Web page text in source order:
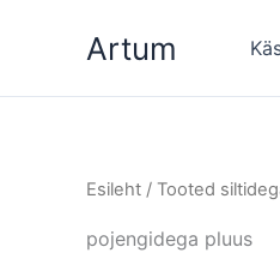
Artum
Esileht / Tooted
pojengidega pluus